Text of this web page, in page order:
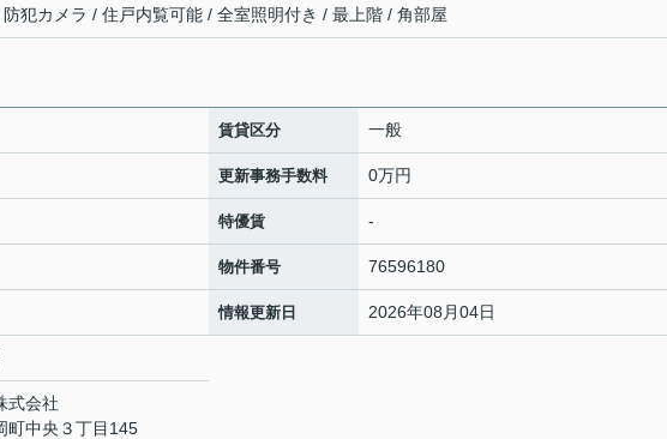
犯カメラ / 住戸内覧可能 / 全室照明付き / 最上階 / 角部屋
賃貸区分 一般
更新事務手数料 0万円
特優賃 -
物件番号 76596180
情報更新日 2026年08月04日
式会社
町中央３丁目145